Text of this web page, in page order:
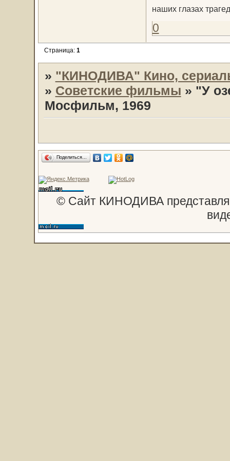
наших глазах
0
Страница: 1
» "КИНОДИВА" Кино,
» Советские фильмы » "У
Мосфильм, 1969
Поделиться…
© Сайт КИНОДИВА